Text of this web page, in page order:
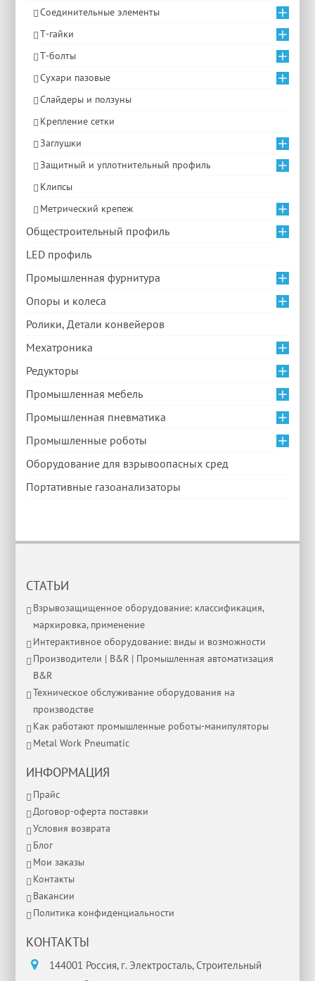
Соединительные элементы
Т-гайки
Т-болты
Сухари пазовые
Слайдеры и ползуны
Крепление сетки
Заглушки
Защитный и уплотнительный профиль
Клипсы
Метрический крепеж
Общестроительный профиль
LED профиль
Промышленная фурнитура
Опоры и колеса
Ролики, Детали конвейеров
Мехатроника
Редукторы
Промышленная мебель
Промышленная пневматика
Промышленные роботы
Оборудование для взрывоопасных сред
Портативные газоанализаторы
СТАТЬИ
Взрывозащищенное оборудование: классификация,
маркировка, применение
Интерактивное оборудование: виды и возможности
Производители | B&R | Промышленная автоматизация
B&R
Техническое обслуживание оборудования на
производстве
Как работают промышленные роботы-манипуляторы
Metal Work Pneumatic
ИНФОРМАЦИЯ
Прайс
Договор-оферта поставки
Условия возврата
Блог
Мои заказы
Контакты
Вакансии
Политика конфиденциальности
КОНТАКТЫ
144001 Россия, г. Электросталь, Строительный